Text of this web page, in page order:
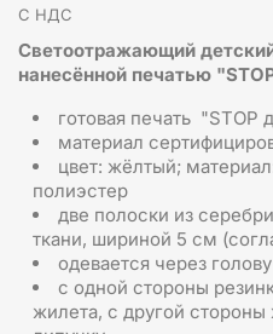
С НДС
Светоотражающий
нанесённой печатью
готовая печать "STOP
материал
цвет: жёлтый;
полиэстер
две полоски из
ткани, шириной 5 см
одевается через голову
с одной стороны
жилета, с другой стороны